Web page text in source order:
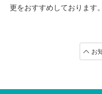
更をおすすめしております。
お